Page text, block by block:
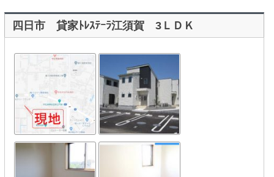
移
動
四日市 貸家ﾄﾚｽﾃｰﾗ江須賀 3ＬＤＫ